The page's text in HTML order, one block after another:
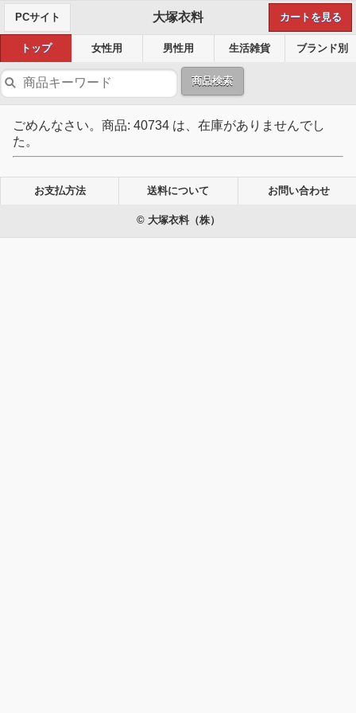
PCサイト 大塚衣料 カートを見る
トップ 女性用 男性用 生活雑貨 ブランド別
商品検索
ごめんなさい。商品: 40734 は、在庫がありませんでし
た。
お支払方法 送料について お問い合わせ
© 大塚衣料（株）